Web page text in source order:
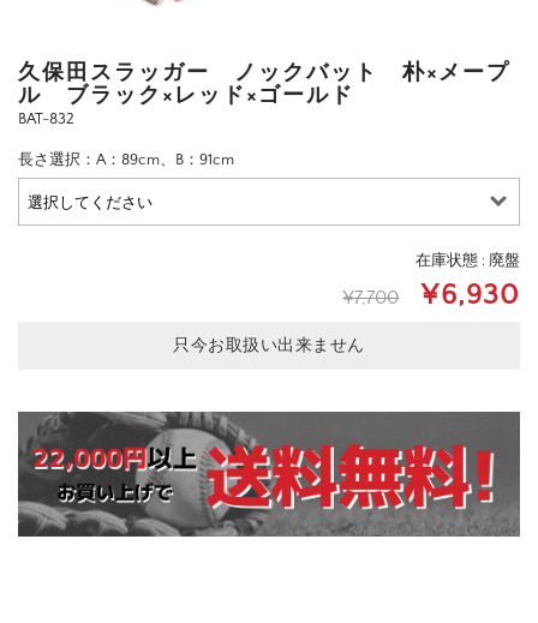
久保田スラッガー ノックバット 朴×メープ
ル ブラック×レッド×ゴールド
BAT-832
長さ選択：A：89cm、B：91cm
在庫状態 : 廃盤
¥7,700 ¥6,930
只今お取扱い出来ません